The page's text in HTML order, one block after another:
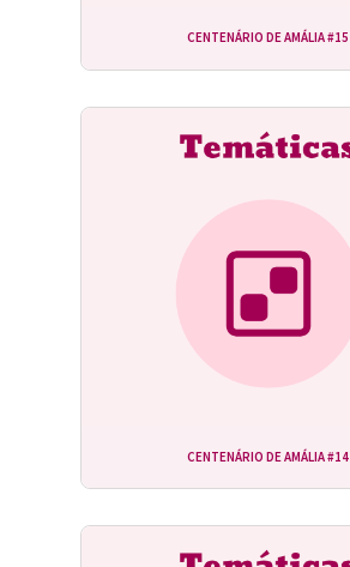
CENTENÁRIO DE AMÁLIA #15
CENTENÁRIO DE AMÁLIA #14